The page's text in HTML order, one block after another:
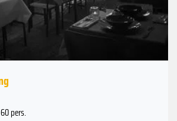
pers.